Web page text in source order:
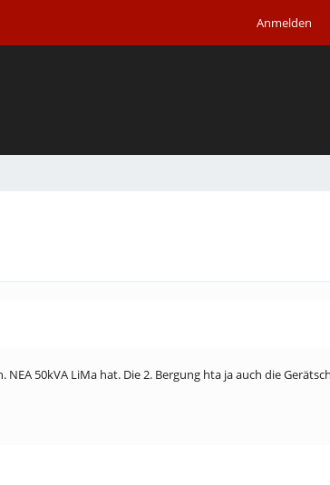
Anmelden
50kVA LiMa hat. Die 2. Bergung hta ja auch die